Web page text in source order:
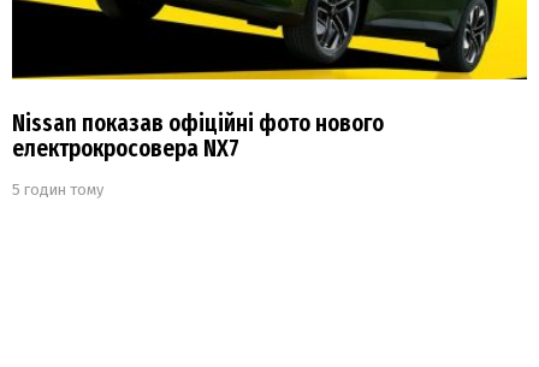
Nissan показав офіційні фото нового
електрокросовера NX7
5 годин тому